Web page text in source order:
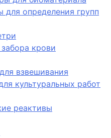
для определения групп
крови
взвешивания
культуральных работ
реактивы